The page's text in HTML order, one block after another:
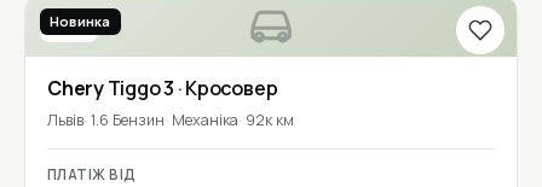
2016
Новинка
CheryTiggo 3 · Кросовер
Львів 1.6 Бензин Механіка 92к км
ПЛАТІЖ ВІД